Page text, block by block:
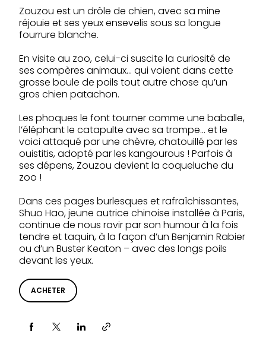
Zouzou est un drôle de chien, avec sa mine
réjouie et ses yeux ensevelis sous sa longue
fourrure blanche.
En visite au zoo, celui-ci suscite la curiosité de
ses compères animaux… qui voient dans cette
grosse boule de poils tout autre chose qu’un
gros chien patachon.
Les phoques le font tourner comme une baballe,
l’éléphant le catapulte avec sa trompe… et le
voici attaqué par une chèvre, chatouillé par les
ouistitis, adopté par les kangourous ! Parfois à
ses dépens, Zouzou devient la coqueluche du
zoo !
Dans ces pages burlesques et rafraîchissantes,
Shuo Hao, jeune autrice chinoise installée à Paris,
continue de nous ravir par son humour à la fois
tendre et taquin, à la façon d’un Benjamin Rabier
ou d’un Buster Keaton – avec des longs poils
devant les yeux.
ACHETER
Partager via